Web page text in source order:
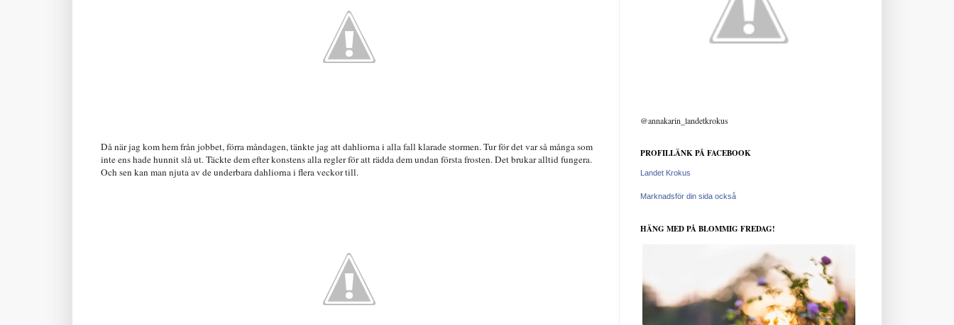
Då när jag kom hem från jobbet, förra måndagen, tänkte jag att dahliorna i alla fall klarade stormen. Tur för det var så många som
inte ens hade hunnit slå ut. Täckte dem efter konstens alla regler för att rädda dem undan första frosten. Det brukar alltid fungera.
Och sen kan man njuta av de underbara dahliorna i flera veckor till.
@annakarin_landetkrokus
PROFILLÄNK PÅ FACEBOOK
Landet Krokus
Marknadsför din sida också
HÄNG MED PÅ BLOMMIG FREDAG!